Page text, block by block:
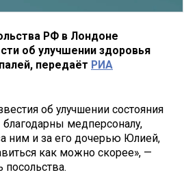
РФ в Лондоне
об улучшении здоровья
передаёт РИА
об улучшении состояния
медперсоналу,
ним и за его дочерью Юлией,
как можно скорее», —
посольства.